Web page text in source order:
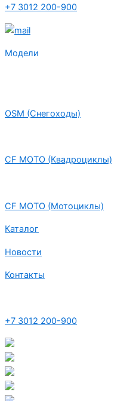
+7 3012 200-900
Модели
OSM (Снегоходы)
CF MOTO (Квадроциклы)
CF MOTO (Мотоциклы)
Каталог
Новости
Контакты
+7 3012 200-900